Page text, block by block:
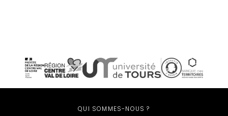
QUI SOMMES-NOUS ?